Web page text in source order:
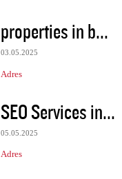
properties in b...
03.05.2025
Adres
SEO Services in...
05.05.2025
Adres